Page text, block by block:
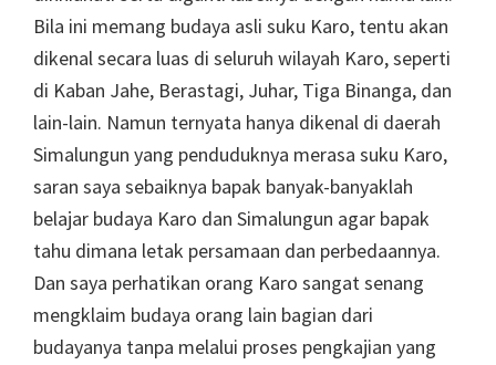
Bila ini memang budaya asli suku Karo, tentu akan
dikenal secara luas di seluruh wilayah Karo, seperti
di Kaban Jahe, Berastagi, Juhar, Tiga Binanga, dan
lain-lain. Namun ternyata hanya dikenal di daerah
Simalungun yang penduduknya merasa suku Karo,
saran saya sebaiknya bapak banyak-banyaklah
belajar budaya Karo dan Simalungun agar bapak
tahu dimana letak persamaan dan perbedaannya.
Dan saya perhatikan orang Karo sangat senang
mengklaim budaya orang lain bagian dari
budayanya tanpa melalui proses pengkajian yang